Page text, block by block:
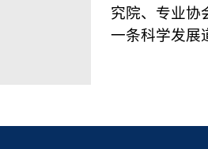
究院、专业协
一条科学发展